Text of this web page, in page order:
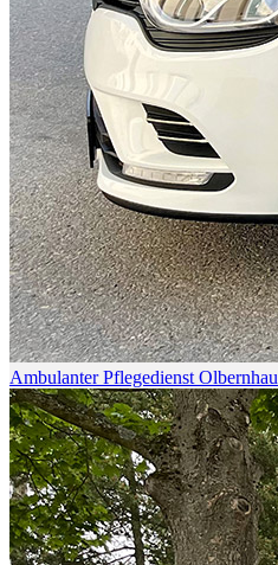
Ambulanter Pflegedienst Olbernhau